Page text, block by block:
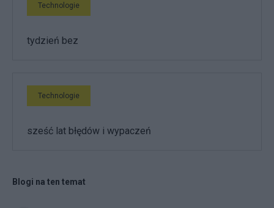
Technologie
tydzień bez
Technologie
sześć lat błędów i wypaczeń
Blogi na ten temat